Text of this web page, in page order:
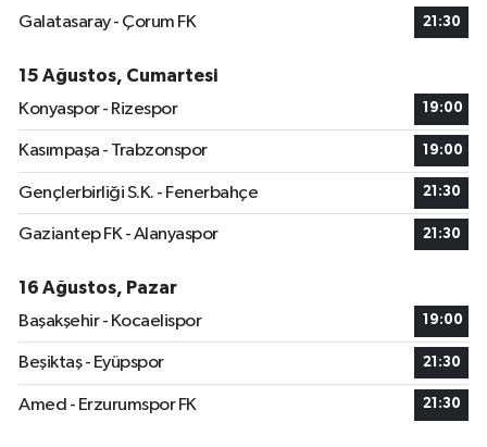
Galatasaray - Çorum FK
21:30
15 Ağustos, Cumartesi
Konyaspor - Rizespor
19:00
Kasımpaşa - Trabzonspor 19:00
Gençlerbirliği S.K. - Fenerbahçe 21:30
Gaziantep FK - Alanyaspor 21:30
16 Ağustos, Pazar
Başakşehir - Kocaelispor
19:00
Beşiktaş - Eyüpspor 21:30
Amed - Erzurumspor FK 21:30